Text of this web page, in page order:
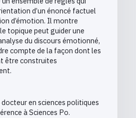
d’un énoncé factuel
d’émotion. Il montre
topique peut guider une
du discours émotionné,
compte de la façon dont les
être construites
en sciences politiques
à Sciences Po.